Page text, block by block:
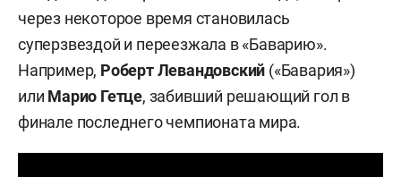
через некоторое время становилась
суперзвездой и переезжала в «Баварию».
Например, Роберт Левандовский («Бавария»)
или Марио Гетце, забивший решающий гол в
финале последнего чемпионата мира.